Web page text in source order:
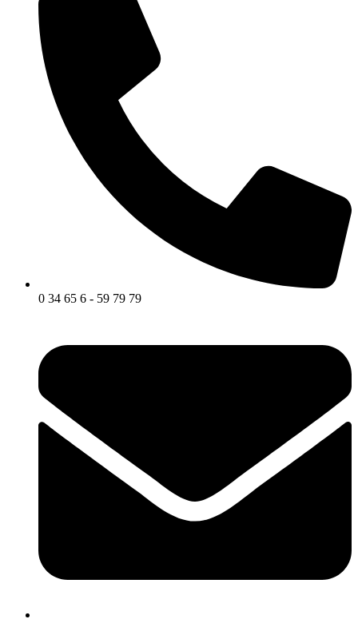
0 34 65 6 - 59 79 79